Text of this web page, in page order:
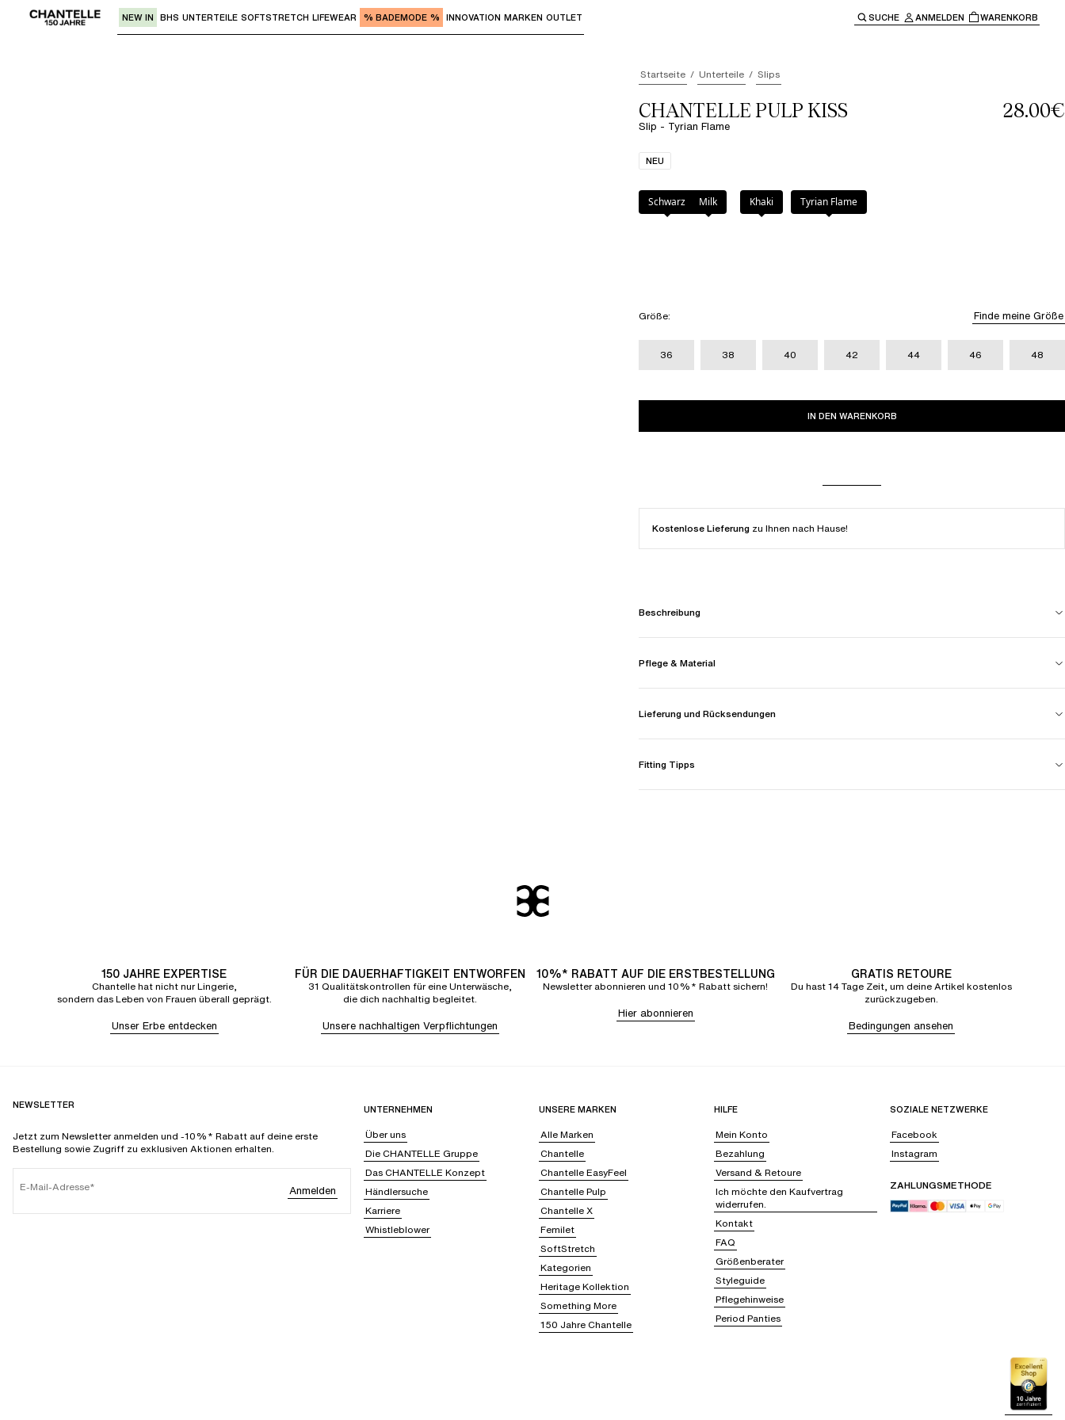
Verwende den "Pfeil nach unten" oder "Eingabe" zum Aufrufen der Untermenüs und "Pfeil nach oben" oder "Escape" um zur Hauptnavigation
NEW IN BHS UNTERTEILE SOFTSTRETCH LIFEWEAR % BADEMODE % INNOVATION MARKEN OUTLET SUCHE ANMELDEN WARENKORB
Startseite Unterteile Slips
CHANTELLE PULP KISS
Slip - Tyrian Flame
28.00€
NEU
Farbe:Tyrian Flame
Schwarz Milk Khaki Tyrian Flame
Größe: Finde meine Größe
36 38 40 42 44 46 48
IN DEN WARENKORB
Kostenlose Lieferung zu Ihnen nach Hause!
Beschreibung
Pflege & Material
Lieferung und Rücksendungen
Fitting Tipps
150 JAHRE EXPERTISE
Chantelle hat nicht nur Lingerie,
sondern das Leben von Frauen überall geprägt.
Unser Erbe entdecken
FÜR DIE DAUERHAFTIGKEIT ENTWORFEN
31 Qualitätskontrollen für eine Unterwäsche,
die dich nachhaltig begleitet.
Unsere nachhaltigen Verpflichtungen
10%* RABATT AUF DIE ERSTBESTELLUNG
Newsletter abonnieren und 10%* Rabatt sichern!
Hier abonnieren
GRATIS RETOURE
Du hast 14 Tage Zeit, um deine Artikel kostenlos
zurückzugeben.
Bedingungen ansehen
NEWSLETTER
Jetzt zum Newsletter anmelden und -10%* Rabatt auf deine erste
Bestellung sowie Zugriff zu exklusiven Aktionen erhalten.
E-Mail-Adresse Anmelden
UNTERNEHMEN
Über uns
Die CHANTELLE Gruppe
Das CHANTELLE Konzept
Händlersuche
Karriere
Whistleblower
UNSERE MARKEN
Alle Marken
Chantelle
Chantelle EasyFeel
Chantelle Pulp
Chantelle X
Femilet
SoftStretch
Kategorien
Heritage Kollektion
Something More
150 Jahre Chantelle
HILFE
Mein Konto
Bezahlung
Versand & Retoure
Ich möchte den Kaufvertrag
widerrufen.
Kontakt
FAQ
Größenberater
Styleguide
Pflegehinweise
Period Panties
SOZIALE NETZWERKE
Facebook
Instagram
ZAHLUNGSMETHODE